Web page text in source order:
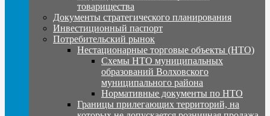
товарищества
Документы стратегического планирования
Инвестиционный паспорт
Потребительский рынок
Нестационарные торговые объекты (НТО)
Схемы НТО муниципальных
образований Волховского
муниципального района
Нормативные документы по НТО
Границы прилегающих территорий, на